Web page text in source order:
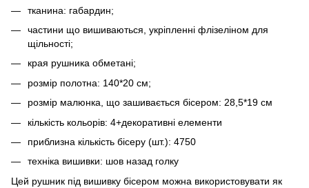
тканина: габардин;
частини що вишиваються, укріпленні флізеліном для
щільності;
края рушника обметані;
розмір полотна: 140*20 см;
розмір малюнка, що зашивається бісером: 28,5*19 см
кількість кольорів: 4+декоративні елементи
приблизна кількість бісеру (шт.): 4750
техніка вишивки: шов назад голку
Цей рушник під вишивку бісером можна використовувати як